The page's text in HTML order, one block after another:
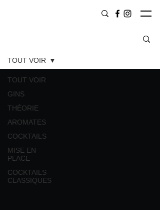
TOUT VOIR
GINS
THÉORIE
AROMATES
COCKTAILS
MISE EN
PLACE
COCKTAILS
CLASSIQUES
TOUT VOIR